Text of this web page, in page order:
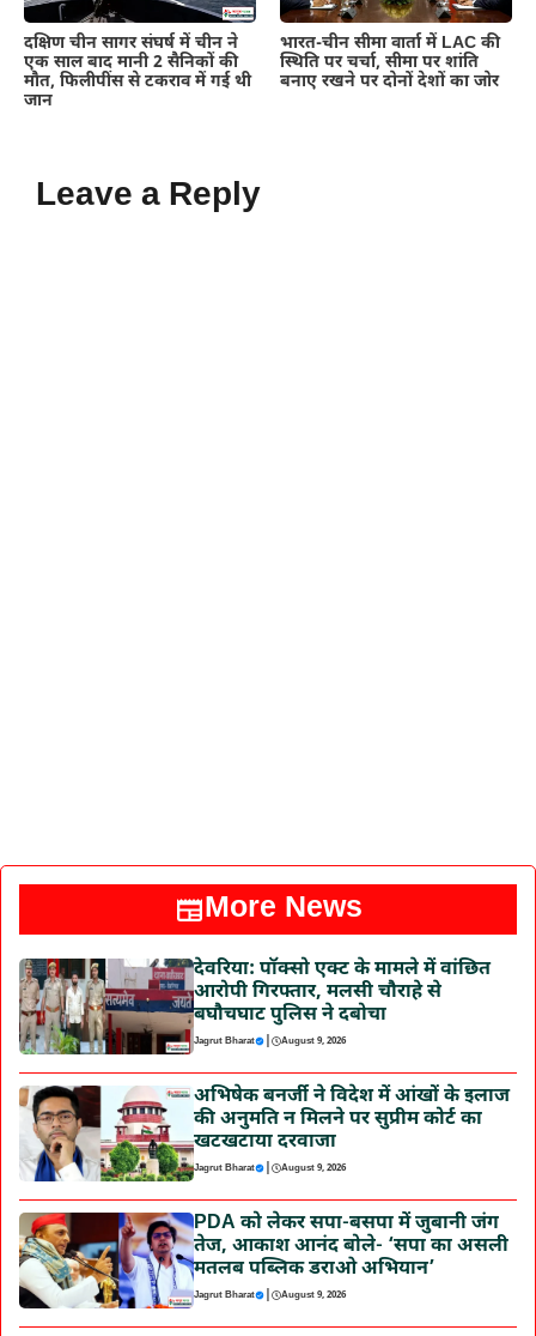
दक्षिण चीन सागर संघर्ष में चीन ने
एक साल बाद मानी 2 सैनिकों की
मौत, फिलीपींस से टकराव में गई थी
जान
भारत-चीन सीमा वार्ता में LAC की
स्थिति पर चर्चा, सीमा पर शांति
बनाए रखने पर दोनों देशों का जोर
Leave a Reply
More News
देवरिया: पॉक्सो एक्ट के मामले में वांछित
आरोपी गिरफ्तार, मलसी चौराहे से
बघौचघाट पुलिस ने दबोचा
Jagrut Bharat | August 9, 2026
अभिषेक बनर्जी ने विदेश में आंखों के इलाज
की अनुमति न मिलने पर सुप्रीम कोर्ट का
खटखटाया दरवाजा
Jagrut Bharat | August 9, 2026
PDA को लेकर सपा-बसपा में जुबानी जंग
तेज, आकाश आनंद बोले- ‘सपा का असली
मतलब पब्लिक डराओ अभियान’
Jagrut Bharat | August 9, 2026